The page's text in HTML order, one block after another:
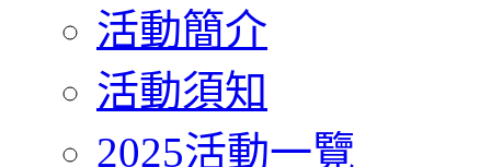
活動簡介
活動須知
2025活動一覽